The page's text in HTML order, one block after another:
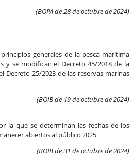
(BOPA de 28 de octubre de 2024)
generales de la pesca marítima
y se modifican el Decreto 45/2018 de la
Decreto 25/2023 de las reservas marinas
(BOIB de 19 deoctubre de 2024)
la que se determinan las fechas de los
abiertos al público 2025
(BOIB de 31 deoctubre de 2024)